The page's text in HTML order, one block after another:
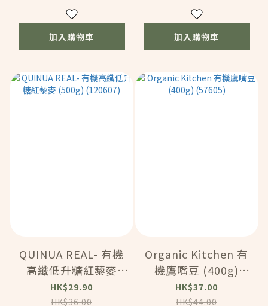
加入購物車 加入購物車
QUINUA REAL- 有機
高纖低升糖紅藜麥
(500g) (120607)
HK$29.90
HK$36.00
Organic Kitchen 有
機鷹嘴豆 (400g)
(57605)
HK$37.00
HK$44.00